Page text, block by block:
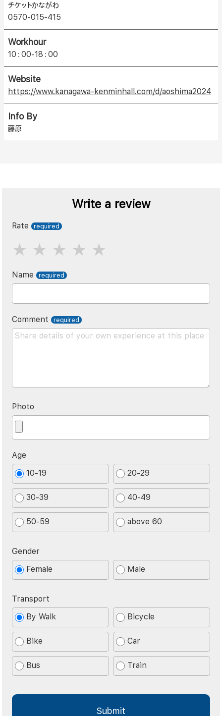
チケットかながわ
0570-015-415
Workhour
10：00-18：00
Website
https://www.kanagawa-kenminhall.com/d/aoshima2024
Info By
藤原
Write a review
Rate
Name
Comment
Photo
Age
10-19
20-29
30-39 40-49
50-59 above 60
Gender
Female
Male
Transport
By Walk
Bicycle
Bike Car
Bus Train